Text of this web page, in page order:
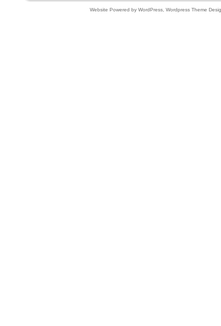
Website Powered by WordPress, Wordpress Theme